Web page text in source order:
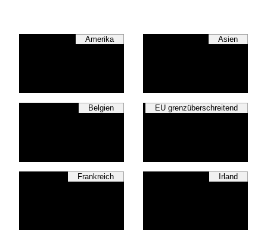
Amerika Asien
Belgien EU grenzüberschreitend
Frankreich Irland